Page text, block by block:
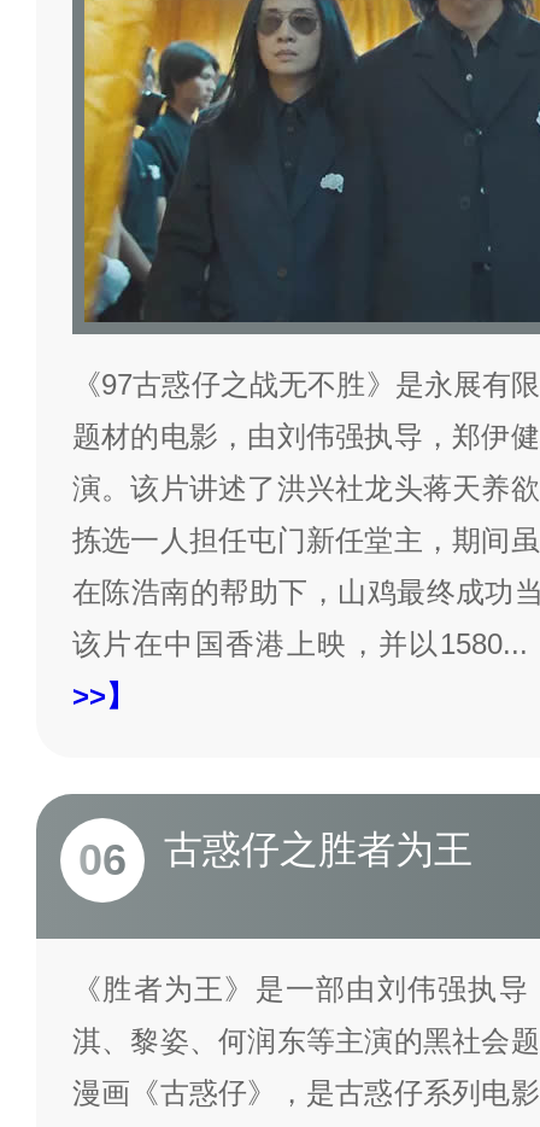
《97古惑仔之战无不胜》是永展有
题材的电影，由刘伟强执导，郑伊
演。该片讲述了洪兴社龙头蒋天养
拣选一人担任屯门新任堂主，期间
在陈浩南的帮助下，山鸡最终成功
该片在中国香港上映，并以1580...
>>】
06 古惑仔之胜者为王
《胜者为王》是一部由刘伟强执
淇、黎姿、何润东等主演的黑社会
漫画《古惑仔》，是古惑仔系列电